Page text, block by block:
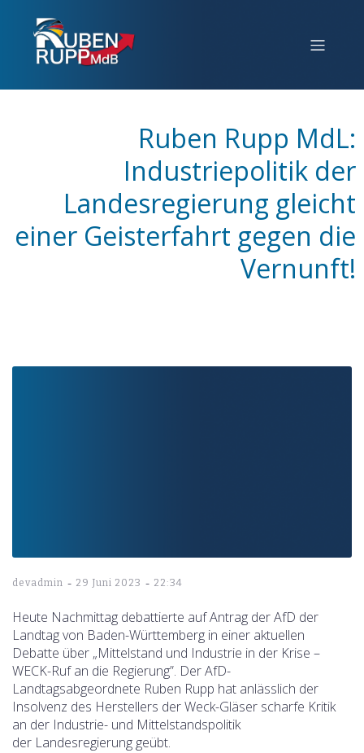
Ruben Rupp MdL:
Industriepolitik der
Landesregierung gleicht
einer Geisterfahrt gegen die
Vernunft!
devadmin - 29 Juni 2023 - 22:34
Heute Nachmittag debattierte auf Antrag der AfD der
Landtag von Baden-Württemberg in einer aktuellen
Debatte über „Mittelstand und Industrie in der Krise –
WECK-Ruf an die Regierung”. Der AfD-
Landtagsabgeordnete Ruben Rupp hat anlässlich der
Insolvenz des Herstellers der Weck-Gläser scharfe Kritik
an der Industrie- und Mittelstandspolitik
der Landesregierung geübt.